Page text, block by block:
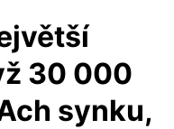
30 000
synku,